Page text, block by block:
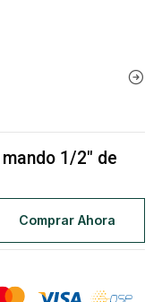
1/2" de
Comprar Ahora